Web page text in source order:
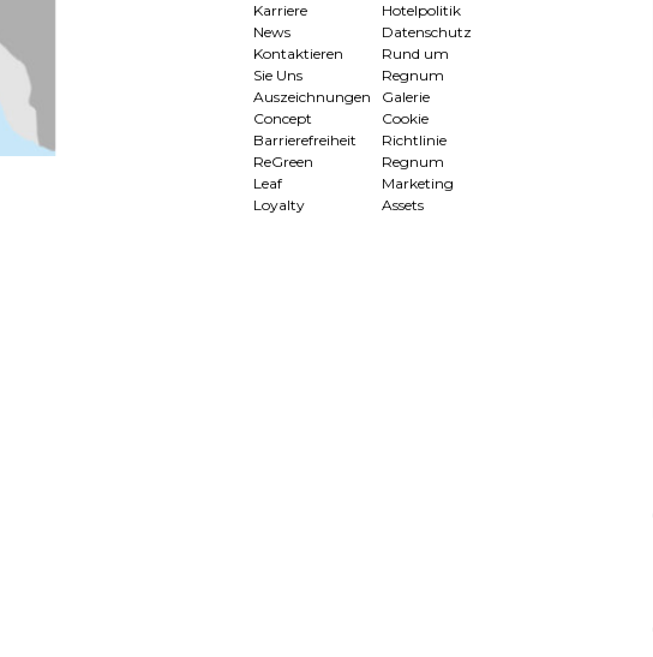
Karriere
News
Kontaktieren
Sie Uns
Auszeichnungen
Concept
Barrierefreiheit
ReGreen
Leaf
Loyalty
Hotelpolitik
Datenschutz
Rund um
Regnum
Galerie
Cookie
Richtlinie
Regnum
Marketing
Assets